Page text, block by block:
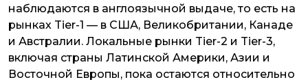
наблюдаются в англоязычной выдаче, то есть на
рынках Tier-1 — в США, Великобритании, Канаде
и Австралии. Локальные рынки Tier-2 и Tier-3,
включая страны Латинской Америки, Азии и
Восточной Европы, пока остаются относительно